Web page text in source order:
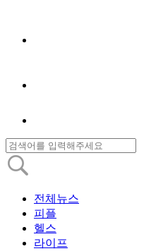
전체뉴스
피플
헬스
라이프